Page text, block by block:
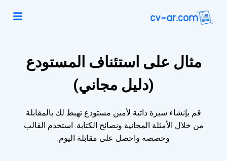
مثال على استئناف المستودع
(دليل مجاني)
قم بإنشاء سيرة ذاتية لأمين مستودع تهبط لك بالمقابلة
من خلال الأمثلة المجانية ونصائح الكتابة. استخدم القالب
وخصصه واحصل على مقابلة اليوم.